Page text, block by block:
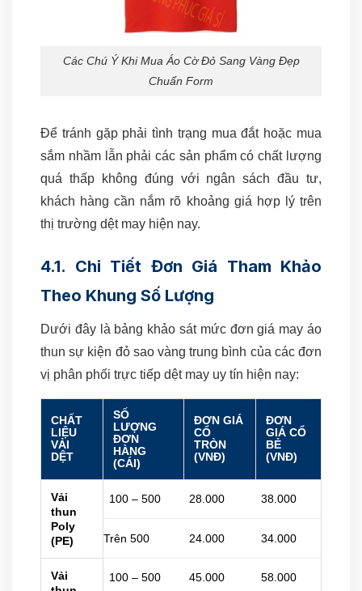
Các Chú Ý Khi Mua Áo Cờ Đỏ Sang Vàng Đẹp
Chuẩn Form
Để tránh gặp phải tình trạng mua đắt hoặc mua
sắm nhầm lẫn phải các sản phẩm có chất lượng
quá thấp không đúng với ngân sách đầu tư,
khách hàng cần nắm rõ khoảng giá hợp lý trên
thị trường dệt may hiện nay.
4.1. Chi Tiết Đơn Giá Tham Khảo
Theo Khung Số Lượng
Dưới đây là bảng khảo sát mức đơn giá may áo
thun sự kiện đỏ sao vàng trung bình của các đơn
vị phân phối trực tiếp dệt may uy tín hiện nay:
CHẤT
LIỆU
VẢI
DỆT
SỐ
LƯỢNG
ĐƠN
HÀNG
(CÁI)
ĐƠN GIÁ
CỔ
TRÒN
(VNĐ)
ĐƠN
GIÁ CỔ
BẺ
(VNĐ)
Vải
thun
Poly
(PE)
100 – 500 28.000 38.000
Trên 500 24.000 34.000
Vải
100 – 500 45.000 58.000